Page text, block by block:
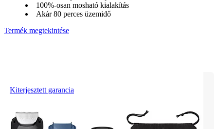
100%-osan mosható kialakítás
Akár 80 perces üzemidő
Termék megtekintése
Kiterjesztett garancia